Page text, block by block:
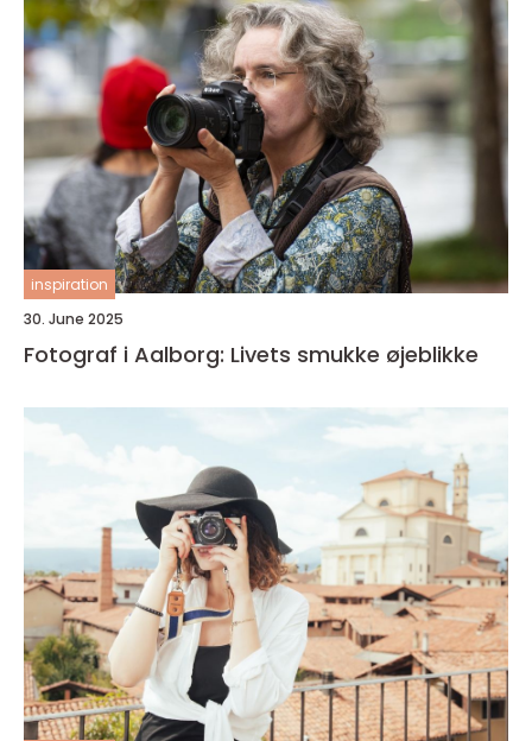
inspiration
30. June 2025
Fotograf i Aalborg: Livets smukke øjeblikke